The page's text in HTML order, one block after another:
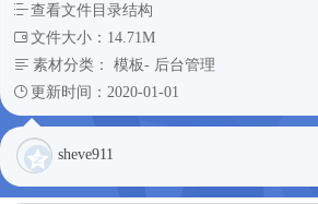
查看文件目录结构
文件大小：14.71M
素材分类： 模板- 后台管理
更新时间：2020-01-01
sheve911